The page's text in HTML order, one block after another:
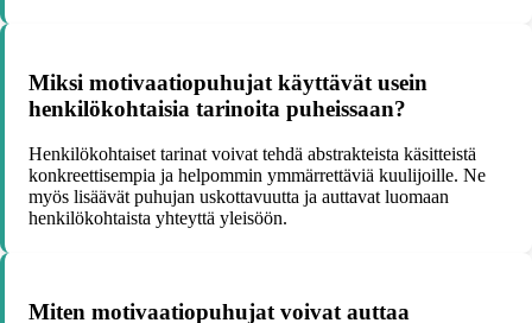
Miksi motivaatiopuhujat käyttävät usein
henkilökohtaisia tarinoita puheissaan?
Henkilökohtaiset tarinat voivat tehdä abstrakteista käsitteistä
konkreettisempia ja helpommin ymmärrettäviä kuulijoille. Ne
myös lisäävät puhujan uskottavuutta ja auttavat luomaan
henkilökohtaista yhteyttä yleisöön.
Miten motivaatiopuhujat voivat auttaa